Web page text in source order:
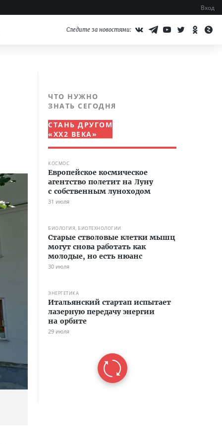
Вход
Следите за новостями:
ЧТО НУЖНО
ЗНАТЬ СЕГОДНЯ
СТАНЬ ДРУГОМ
«XX2 ВЕКА»
КОСМОС
Европейское космическое
агентство полетит на Луну
с собственным луноходом
31 июля
БИОЛОГИЯ, БИОТЕХНОЛОГИИ
Старые стволовые клетки мышц
могут снова работать как
молодые, но есть нюанс
30 июля
ЭНЕРГЕТИКА
Итальянский стартап испытает
лазерную передачу энергии
на орбите
29 июля